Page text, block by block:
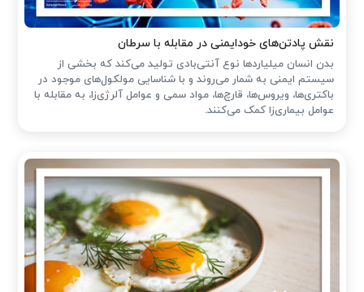
نقش پادتن‌های خودایمنی در مقابله با سرطان
بدن انسان میلیاردها نوع آنتی‌بادی تولید می‌کند که بخشی از
سیستم ایمنی به شمار می‌روند و با شناسایی مولکول‌های موجود در
باکتری‌ها، ویروس‌ها، قارچ‌ها، مواد سمی و عوامل آلرژی‌زا، به مقابله با
عوامل بیماری‌زا کمک می‌کنند.